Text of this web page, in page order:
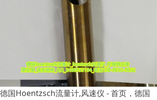
德国Hoentzsch流量计,风速仪 - 首页，德国